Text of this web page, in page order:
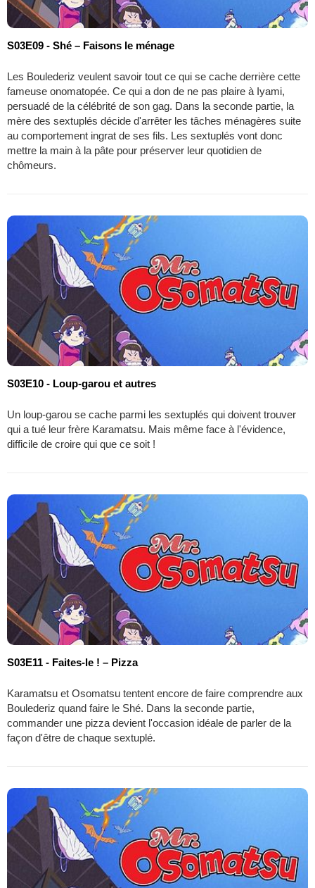
S03E09 - Shé – Faisons le ménage
Les Boulederiz veulent savoir tout ce qui se cache derrière cette
fameuse onomatopée. Ce qui a don de ne pas plaire à Iyami,
persuadé de la célébrité de son gag. Dans la seconde partie, la
mère des sextuplés décide d'arrêter les tâches ménagères suite
au comportement ingrat de ses fils. Les sextuplés vont donc
mettre la main à la pâte pour préserver leur quotidien de
chômeurs.
S03E10 - Loup-garou et autres
Un loup-garou se cache parmi les sextuplés qui doivent trouver
qui a tué leur frère Karamatsu. Mais même face à l'évidence,
difficile de croire qui que ce soit !
S03E11 - Faites-le ! – Pizza
Karamatsu et Osomatsu tentent encore de faire comprendre aux
Boulederiz quand faire le Shé. Dans la seconde partie,
commander une pizza devient l'occasion idéale de parler de la
façon d'être de chaque sextuplé.